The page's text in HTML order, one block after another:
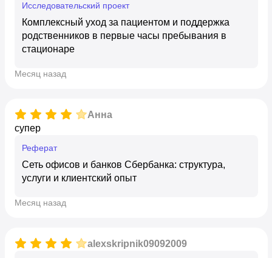
исследовательский проект
Комплексный уход за пациентом и поддержка
родственников в первые часы пребывания в
стационаре
месяц назад
Анна
супер
реферат
Сеть офисов и банков Сбербанка: структура,
услуги и клиентский опыт
месяц назад
alexskripnik09092009